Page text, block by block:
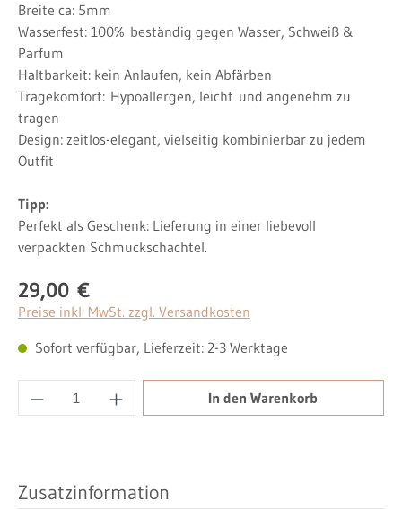
Breite ca: 5mm
Wasserfest: 100% beständig gegen Wasser, Schweiß &
Parfum
Haltbarkeit: kein Anlaufen, kein Abfärben
Tragekomfort: Hypoallergen, leicht und angenehm zu
tragen
Design: zeitlos-elegant, vielseitig kombinierbar zu jedem
Outfit
Tipp:
Perfekt als Geschenk: Lieferung in einer liebevoll
verpackten Schmuckschachtel.
Regulärer Preis:
29,00 €
Preise inkl. MwSt. zzgl. Versandkosten
Sofort verfügbar, Lieferzeit: 2-3 Werktage
Produkt Anzahl: Gib den gewünschten
In den Warenkorb
Zusatzinformation